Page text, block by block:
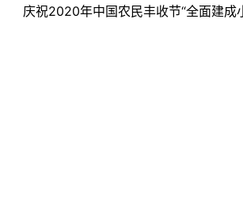
百
庆祝2020年中国农民丰收节“全面建成